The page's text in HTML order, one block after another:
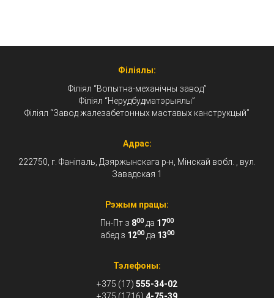
Філіялы:
Філіял “Вопытна-механічны завод”
Філіял “Нерудбудматэрыялы”
Філіял “Завод жалезабетонных маставых канструкцый”
Адрас:
222750, г. Фаніпаль, Дзяржынскага р-н, Мінскай вобл. , вул.
Завадская 1
Рэжым працы:
Пн-Пт з 800да 1700
абед з 1200да 1300
Тэлефоны:
+375 (17) 555-34-02